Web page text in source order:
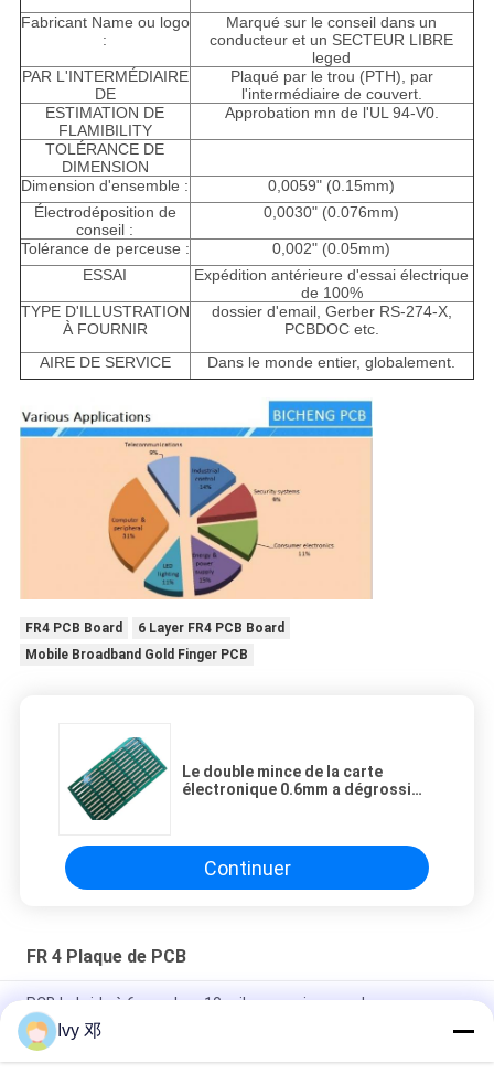
Fabricant Name ou logo
:
Marqué sur le conseil dans un
conducteur et un SECTEUR LIBRE
leged
PAR L'INTERMÉDIAIRE
DE
Plaqué par le trou (PTH), par
l'intermédiaire de couvert.
ESTIMATION DE
FLAMIBILITY
Approbation mn de l'UL 94-V0.
TOLÉRANCE DE
DIMENSION
Dimension d'ensemble :
0,0059" (0.15mm)
Électrodéposition de
conseil :
0,0030" (0.076mm)
Tolérance de perceuse :
0,002" (0.05mm)
ESSAI
Expédition antérieure d'essai électrique
de 100%
TYPE D'ILLUSTRATION
À FOURNIR
dossier d'email, Gerber RS-274-X,
PCBDOC etc.
AIRE DE SERVICE
Dans le monde entier, globalement.
FR4 PCB Board
6 Layer FR4 PCB Board
Mobile Broadband Gold Finger PCB
Le double mince de la carte
électronique 0.6mm a dégrossi
Continuer
FR 4 Plaque de PCB
PCB hybride à 6 couches 10 mil avec voie aveugle
Cartes crénelées de trous de carte PCB de bord demi établies
sur 1.6mm FR-4 avec le masque bleu de soudure
Ivy 邓